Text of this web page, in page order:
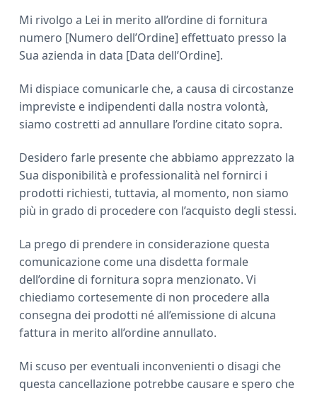
Mi rivolgo a Lei in merito all’ordine di fornitura
numero [Numero dell’Ordine] effettuato presso la
Sua azienda in data [Data dell’Ordine].
Mi dispiace comunicarle che, a causa di circostanze
impreviste e indipendenti dalla nostra volontà,
siamo costretti ad annullare l’ordine citato sopra.
Desidero farle presente che abbiamo apprezzato la
Sua disponibilità e professionalità nel fornirci i
prodotti richiesti, tuttavia, al momento, non siamo
più in grado di procedere con l’acquisto degli stessi.
La prego di prendere in considerazione questa
comunicazione come una disdetta formale
dell’ordine di fornitura sopra menzionato. Vi
chiediamo cortesemente di non procedere alla
consegna dei prodotti né all’emissione di alcuna
fattura in merito all’ordine annullato.
Mi scuso per eventuali inconvenienti o disagi che
questa cancellazione potrebbe causare e spero che